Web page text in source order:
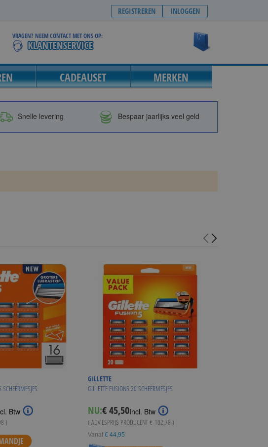
REGISTREREN INLOGGEN
VRAGEN? NEEM CONTACT MET ONS OP:
CADEAUSET MERKEN
Snelle levering Bespaar jaarlijks veel geld
Btw
)
GILLETTE
GILLETTE FUSION5 20 SCHEERMESJES
NU:€ 45,50Incl. Btw
( ADVIESPRIJS PRODUCENT€ 102,78 )
Vanaf € 44,95